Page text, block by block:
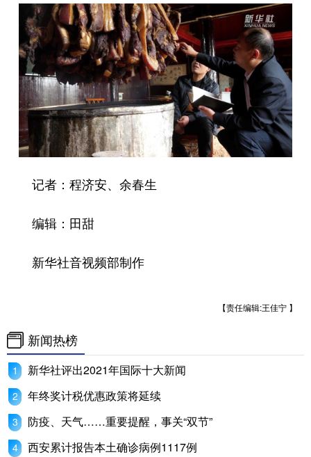
记者：程济安、余春生
编辑：田甜
新华社音视频部制作
【责任编辑:王佳宁 】
新闻热榜
新华社评出2021年国际十大新闻
年终奖计税优惠政策将延续
防疫、天气……重要提醒，事关“双节”
西安累计报告本土确诊病例1117例